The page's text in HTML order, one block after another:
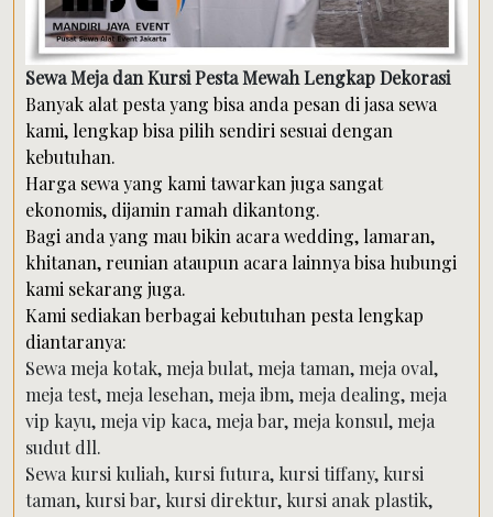
Sewa Meja dan Kursi Pesta Mewah Lengkap Dekorasi
Banyak alat pesta yang bisa anda pesan di jasa sewa
kami, lengkap bisa pilih sendiri sesuai dengan
kebutuhan.
Harga sewa yang kami tawarkan juga sangat
ekonomis, dijamin ramah dikantong.
Bagi anda yang mau bikin acara wedding, lamaran,
khitanan, reunian ataupun acara lainnya bisa hubungi
kami sekarang juga.
Kami sediakan berbagai kebutuhan pesta lengkap
diantaranya:
Sewa meja kotak, meja bulat, meja taman, meja oval,
meja test, meja lesehan, meja ibm, meja dealing, meja
vip kayu, meja vip kaca, meja bar, meja konsul, meja
sudut dll.
Sewa kursi kuliah, kursi futura, kursi tiffany, kursi
taman, kursi bar, kursi direktur, kursi anak plastik,